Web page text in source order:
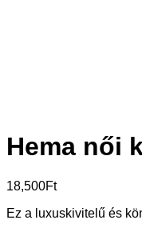
Hema női
18,500Ft
Ez a luxuskivitelű és